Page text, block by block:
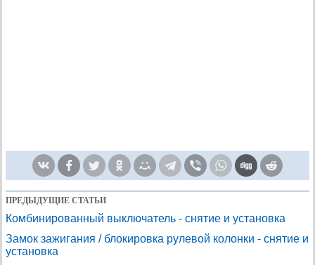
ПРЕДЫДУЩИЕ СТАТЬИ
Комбинированный выключатель - снятие и установка
Замок зажигания / блокировка рулевой колонки - снятие и
установка